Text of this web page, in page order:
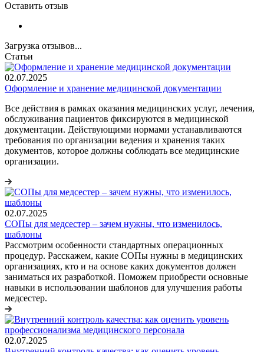
Оставить отзыв
Загрузка отзывов...
Статьи
02.07.2025
Оформление и хранение медицинской документации
Все действия в рамках оказания медицинских услуг, лечения,
обслуживания пациентов фиксируются в медицинской
документации. Действующими нормами устанавливаются
требования по организации ведения и хранения таких
документов, которое должны соблюдать все медицинские
организации.
02.07.2025
СОПы для медсестер – зачем нужны, что изменилось,
шаблоны
Рассмотрим особенности стандартных операционных
процедур. Расскажем, какие СОПы нужны в медицинских
организациях, кто и на основе каких документов должен
заниматься их разработкой. Поможем приобрести основные
навыки в использовании шаблонов для улучшения работы
медсестер.
02.07.2025